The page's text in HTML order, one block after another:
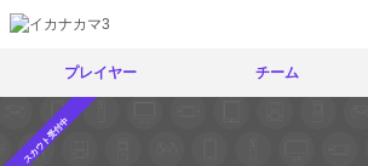
プレイヤー チーム
スカウト受付中